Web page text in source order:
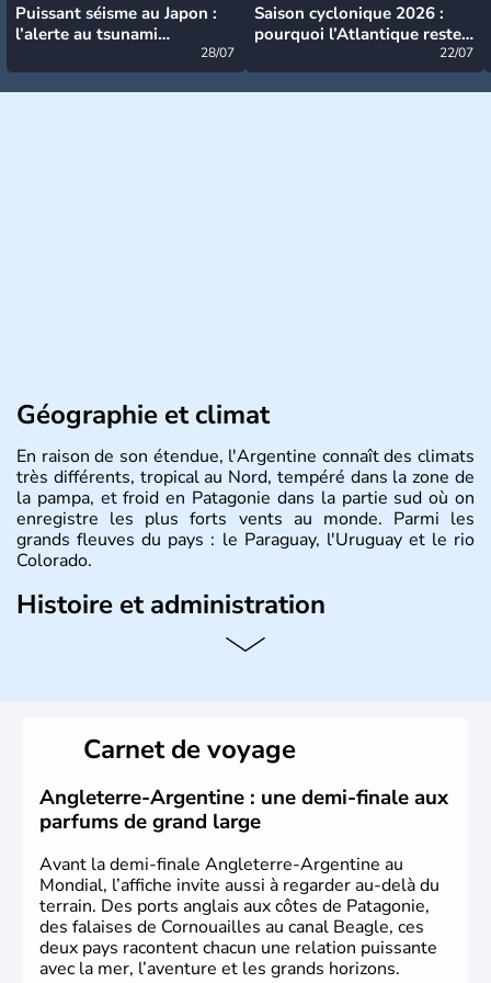
Puissant séisme au Japon :
l’alerte au tsunami
28/07
Saison cyclonique 2026 :
pourquoi l’Atlantique reste
22/07
Géographie et climat
En raison de son étendue, l'Argentine connaît des climats
très différents, tropical au Nord, tempéré dans la zone de
la pampa, et froid en Patagonie dans la partie sud où on
enregistre les plus forts vents au monde. Parmi les
grands fleuves du pays : le Paraguay, l'Uruguay et le rio
Colorado.
Histoire et administration
L'Argentine est un pays d'Amérique du Sud, partageant
argent ». La capitale a pour nom Buenos Aires. Le pays
est indépendant depuis 1816 et le peso est la monnaie
qu'utilisent les 40 millions d'habitants qui peuplent le
pays, les Argentins.
Carnet de voyage
Angleterre-Argentine : une demi-finale aux
parfums de grand large
Avant la demi-finale Angleterre-Argentine au
Mondial, l’affiche invite aussi à regarder au-delà du
terrain. Des ports anglais aux côtes de Patagonie,
des falaises de Cornouailles au canal Beagle, ces
deux pays racontent chacun une relation puissante
avec la mer, l’aventure et les grands horizons.